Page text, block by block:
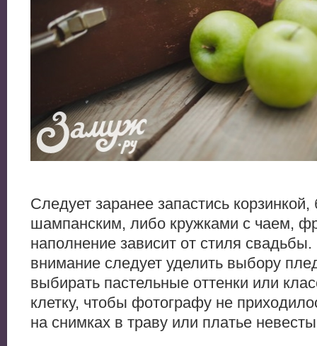
Следует заранее запастись
шампанским, либо кружками с чаем,
наполнение зависит от стиля
внимание следует уделить выбору
выбирать пастельные оттенки или
клетку, чтобы фотографу не
на снимках в траву или платье